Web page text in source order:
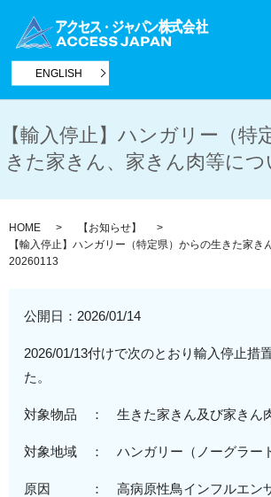
ENGLISH
【輸入停止】ハンガリー（特
きた家きん、家きん肉等に
HOME
【お知らせ】
【輸入停止】ハンガリー（特定県）からの生きた家き
20260113
公開日： 2026/01/14
2026/01/13付けで次のとおり輸入停止措
た。
対象物品 ： 生きた家きん及び家きん
対象地域 ：ハンガリー （ ノーグラー
原因 ：高病原性鳥インフルエン